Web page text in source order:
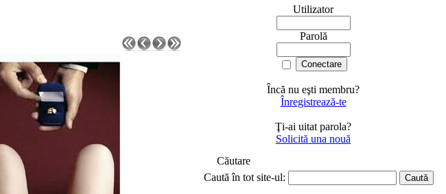
Utilizator
Parolă
Încă nu eşti membru?
Înregistrează-te
Ţi-ai uitat parola?
Solicită una nouă
Căutare
Caută în tot site-ul: